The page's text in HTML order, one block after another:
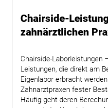
Chairside-
zahnärztlichen
Chairside-Laborleistungen
Leistungen, die direkt am
Eigenlabor erbracht
Zahnarztpraxen fester
Häufig geht deren